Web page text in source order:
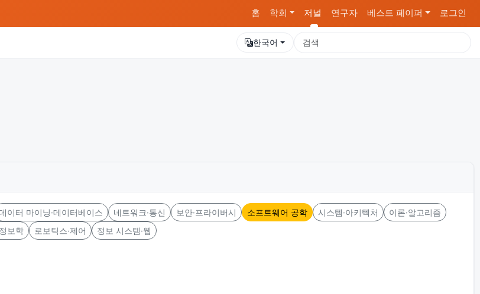
홈 학회 저널 연구자 베스트 페이퍼 로그인
한국어
이터 마이닝·데이터베이스 네트워크·통신 보안·프라이버시 소프트웨어 공학 시스템·아키텍처
이론·알고리즘
보학 로보틱스·제어 정보 시스템·웹